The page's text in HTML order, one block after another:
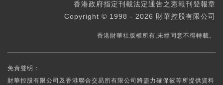
香港政府指定刊載法定通告之憲報刊登報章
Copyright © 1998 - 2026 財華控股有限公司
香港財華社版權所有,未經同意不得轉載。
免責聲明：
財華控股有限公司及香港聯合交易所有限公司將盡力確保彼等所提供資料